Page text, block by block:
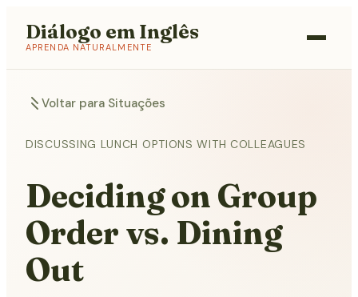
Diálogo em Inglês
APRENDA NATURALMENTE
Voltar para Situações
DISCUSSING LUNCH OPTIONS WITH COLLEAGUES
Deciding on Group
Order vs. Dining
Out